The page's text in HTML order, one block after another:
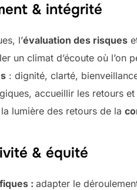
& intégrité
l’évaluation des risques
un climat d’écoute où l’on
: dignité, clarté,
accueillir les retours et
lumière des retours de la
& équité
: adapter le